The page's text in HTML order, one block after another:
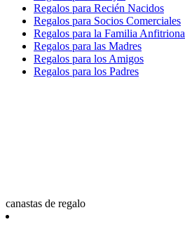
Regalos para Recién Nacidos
Regalos para Socios Comerciales
Regalos para la Familia Anfitriona
Regalos para las Madres
Regalos para los Amigos
Regalos para los Padres
canastas de regalo